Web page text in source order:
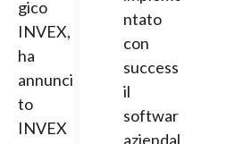
gico
INVEX,
ha
annuncia
to
INVEX
ntato
con
successo
il
software
aziendal